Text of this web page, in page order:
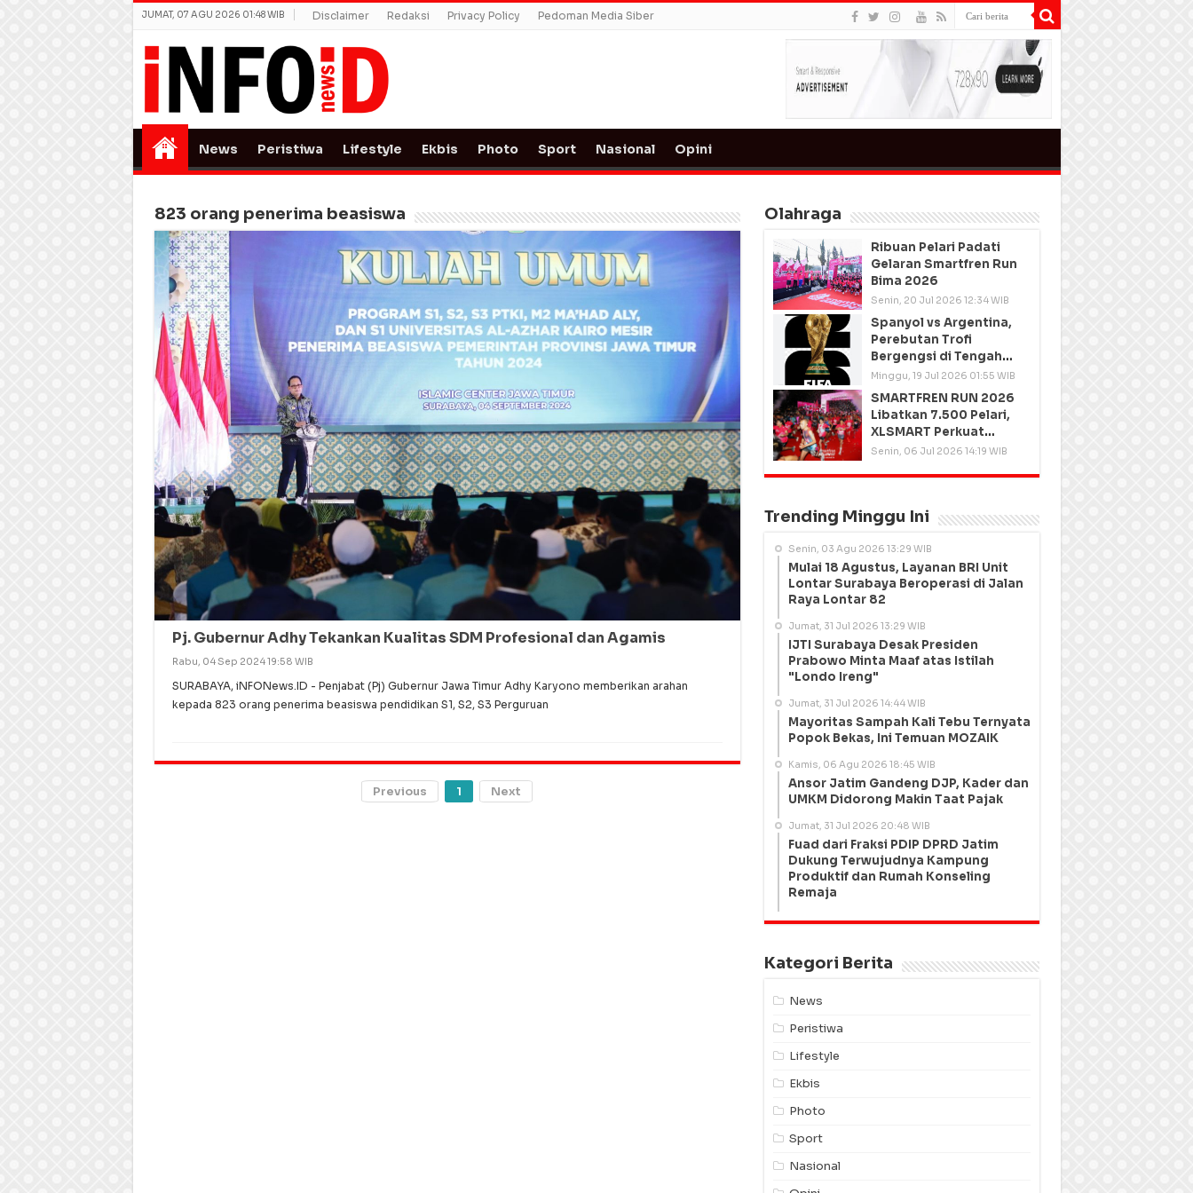
JUMAT, 07 AGU 2026 01:48 WIB Disclaimer Redaksi Privacy Policy Pedoman Media Siber
News Peristiwa Lifestyle Ekbis Photo Sport Nasional Opini
823 orang penerima beasiswa
Pj. Gubernur Adhy Tekankan Kualitas SDM Profesional dan Agamis
Rabu, 04 Sep 2024 19:58 WIB
SURABAYA, iNFONews.ID - Penjabat (Pj) Gubernur Jawa Timur Adhy Karyono memberikan arahan
kepada 823 orang penerima beasiswa pendidikan S1, S2, S3 Perguruan
Previous 1 Next
Olahraga
Ribuan Pelari Padati
Gelaran Smartfren Run
Bima 2026
Senin, 20 Jul 2026 12:34 WIB
Spanyol vs Argentina,
Perebutan Trofi
Bergengsi di Tengah
Semangat Persatuan
Minggu, 19 Jul 2026 01:55 WIB
SMARTFREN RUN 2026
Libatkan 7.500 Pelari,
XLSMART Perkuat
Kedekatan dengan
Senin, 06 Jul 2026 14:19 WIB
Trending Minggu Ini
Senin, 03 Agu 2026 13:29 WIB
Mulai 18 Agustus, Layanan BRI Unit
Lontar Surabaya Beroperasi di Jalan
Raya Lontar 82
Jumat, 31 Jul 2026 13:29 WIB
IJTI Surabaya Desak Presiden
Prabowo Minta Maaf atas Istilah
"Londo Ireng"
Jumat, 31 Jul 2026 14:44 WIB
Mayoritas Sampah Kali Tebu Ternyata
Popok Bekas, Ini Temuan MOZAIK
Kamis, 06 Agu 2026 18:45 WIB
Ansor Jatim Gandeng DJP, Kader dan
UMKM Didorong Makin Taat Pajak
Jumat, 31 Jul 2026 20:48 WIB
Fuad dari Fraksi PDIP DPRD Jatim
Dukung Terwujudnya Kampung
Produktif dan Rumah Konseling
Remaja
Kategori Berita
News
Peristiwa
Lifestyle
Ekbis
Photo
Sport
Nasional